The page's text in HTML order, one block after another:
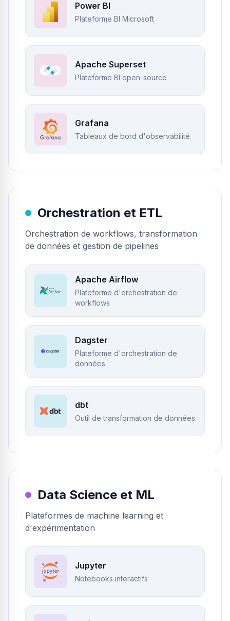
Power BI
Plateforme BI Microsoft
Apache Superset
Plateforme BI open-source
Grafana
Tableaux de bord d'observabilité
Orchestration et ETL
Orchestration de workflows, transformation
de données et gestion de pipelines
Apache Airflow
Plateforme d'orchestration de
workflows
Dagster
Plateforme d'orchestration de
données
dbt
Outil de transformation de données
Data Science et ML
Plateformes de machine learning et
d'expérimentation
Jupyter
Notebooks interactifs